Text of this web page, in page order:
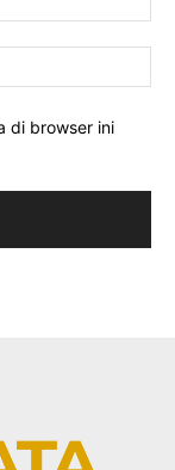
di browser ini